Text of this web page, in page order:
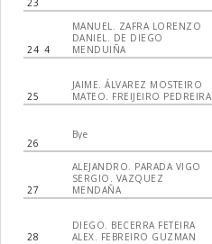
23
24 4
MANUEL. ZAFRA LORENZO
DANIEL. DE DIEGO
MENDUIÑA
25
JAIME. ÁLVAREZ MOSTEIRO
MATEO. FREIJEIRO PEDREIRA
26
Bye
27
ALEJANDRO. PARADA VIGO
SERGIO. VAZQUEZ
MENDAÑA
28
DIEGO. BECERRA FETEIRA
ALEX. FEBREIRO GUZMAN